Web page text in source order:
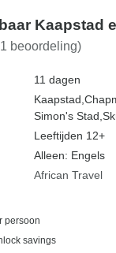
Kaapstad
beoordeling)
11 dagen
Kaapstad,
Simon's Stad,
Leeftijden 12+
Alleen: Engels
African Travel
persoon
savings